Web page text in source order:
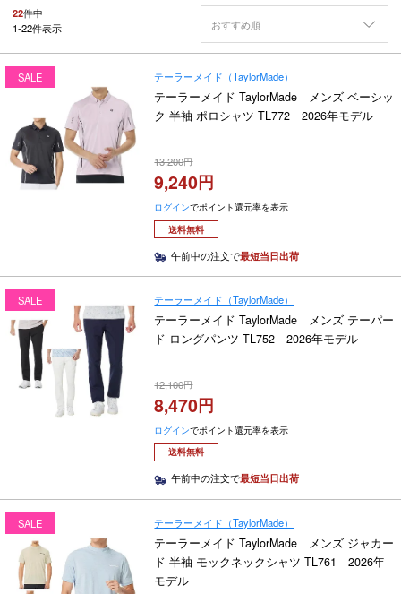
22件中
1-22件表示 おすすめ順
SALE テーラーメイド（TaylorMade）
テーラーメイド TaylorMade メンズ ベーシッ
ク 半袖 ポロシャツ TL772 2026年モデル
13,200
9,240
ログインでポイント還元率を表示
送料無料
午前中の注文で最短当日出荷
SALE テーラーメイド（TaylorMade）
テーラーメイド TaylorMade メンズ テーパー
ド ロングパンツ TL752 2026年モデル
12,100
8,470
ログインでポイント還元率を表示
送料無料
午前中の注文で最短当日出荷
SALE テーラーメイド（TaylorMade）
テーラーメイド TaylorMade メンズ ジャカー
ド 半袖 モックネックシャツ TL761 2026年
モデル